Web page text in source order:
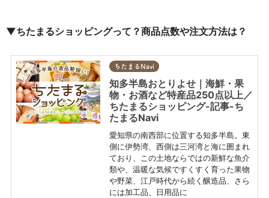
▼ちたまるショッピングって？商品点数や注文方法は？
ちたまるNavi
知多半島おとりよせ｜海鮮・果
物・お酒など特産品250点以上／
ちたまるショッピング-記事-ち
たまるNavi
愛知県の南西部に位置する知多半島。東
側に伊勢湾、西側は三河湾と海に囲まれ
ており、この土地ならではの新鮮な魚介
類や、温暖な気候ですくすく育った果物
や野菜、江戸時代から続く醸造品、さら
には加工品、日用品に